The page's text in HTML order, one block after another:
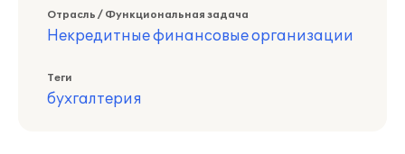
Отрасль / Функциональная задача
Некредитные финансовые организации
Теги
бухгалтерия